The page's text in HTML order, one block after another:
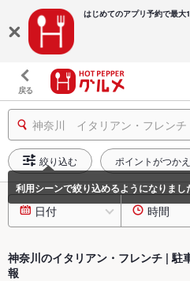
はじめてのアプリ予約で最大
戻る
神奈川 イタリアン・フレン
絞り込む ポイントがつか
日付 時間
神奈川のイタリアン・フレンチ | 駐
報